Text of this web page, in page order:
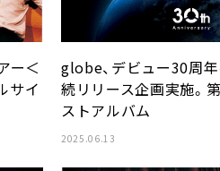
ー＜
サイ
globe、デビュー30周
続リリース企画実施。
ストアルバム
2025.06.13